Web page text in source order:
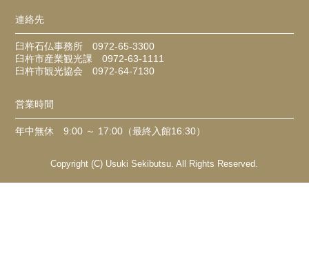
連絡先
臼杵石仏事務所 0972-65-3300
臼杵市産業観光課 0972-63-1111
臼杵市観光協会 0972-64-7130
営業時間
年中無休 9:00 ～ 17:00（最終入館16:30）
Copyright (C) Usuki Sekibutsu. All Rights Reserved.